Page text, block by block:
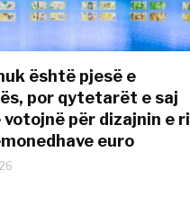
është pjesë e
por qytetarët e saj
votojnë për dizajnin e ri
euro